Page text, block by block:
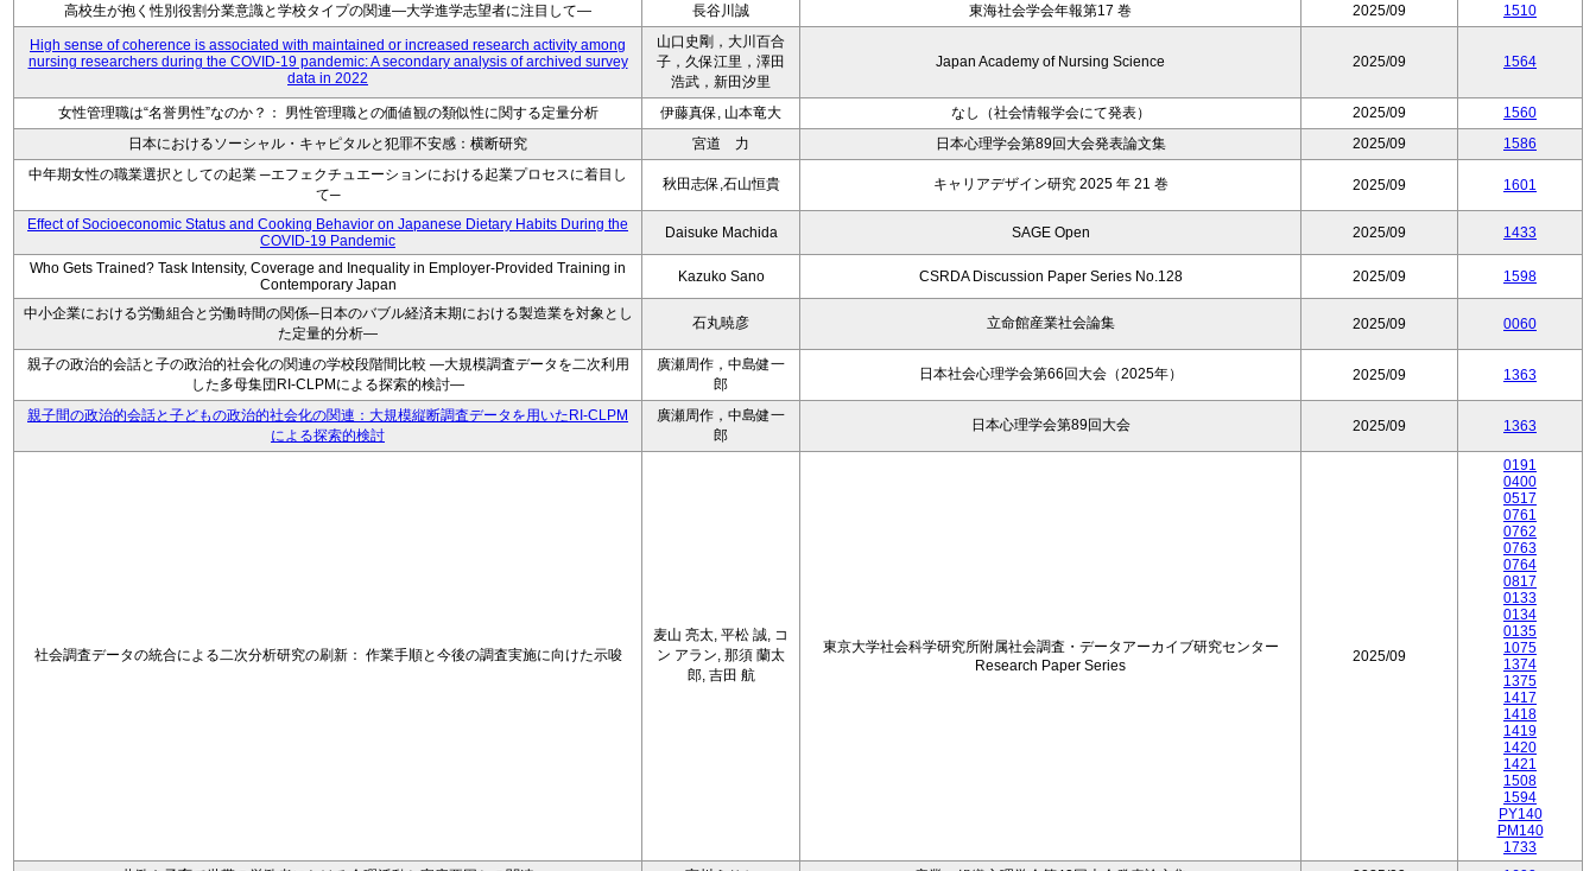
高校生が抱く性別役割分業意識と学校タイプの関連―大学進学志望者に注目して― 長谷川誠 東海社会学会年報第17 巻 2025/09 1510
High sense of coherence is associated with maintained or increased research activity among
nursing researchers during the COVID-19 pandemic: A secondary analysis of archived survey
data in 2022
山口史剛，大川百合
子，久保江里，澤田
浩武，新田汐里
Japan Academy of Nursing Science 2025/09 1564
女性管理職は“名誉男性”なのか？： 男性管理職との価値観の類似性に関する定量分析 伊藤真保, 山本竜大 なし（社会情報学会にて発表） 2025/09
1560
日本におけるソーシャル・キャピタルと犯罪不安感：横断研究
宮道 力 日本心理学会第89回大会発表論文集 2025/09
1586
中年期女性の職業選択としての起業 ─エフェクチュエーションにおける起業プロセスに着目し
て─
秋田志保,石山恒貴 キャリアデザイン研究 2025 年 21 巻 2025/09 1601
Effect of Socioeconomic Status and Cooking Behavior on Japanese Dietary Habits During the
COVID-19 Pandemic
Daisuke Machida SAGE Open 2025/09 1433
Who Gets Trained? Task Intensity, Coverage and Inequality in Employer-Provided Training in
Contemporary Japan
Kazuko Sano CSRDA Discussion Paper Series No.128 2025/09 1598
中小企業における労働組合と労働時間の関係─日本のバブル経済末期における製造業を対象とし
た定量的分析―
石丸暁彦 立命館産業社会論集 2025/09 0060
親子の政治的会話と子の政治的社会化の関連の学校段階間比較 ―大規模調査データを二次利用
した多母集団RI-CLPMによる探索的検討―
廣瀬周作，中島健一
郎
日本社会心理学会第66回大会（2025年） 2025/09 1363
親子間の政治的会話と子どもの政治的社会化の関連：大規模縦断調査データを用いたRI-CLPM
による探索的検討
廣瀬周作，中島健一
郎
日本心理学会第89回大会 2025/09 1363
社会調査データの統合による二次分析研究の刷新： 作業手順と今後の調査実施に向けた示唆
麦山 亮太, 平松 誠, コ
ン アラン, 那須 蘭太
郎, 吉田 航
東京大学社会科学研究所附属社会調査・データアーカイブ研究センター
Research Paper Series
2025/09
0191
0400
0517
0761
0762
0763
0764
0817
0133
0134
0135
1075
1374
1375
1417
1418
1419
1420
1421
1508
1594
PY140
PM140
1733